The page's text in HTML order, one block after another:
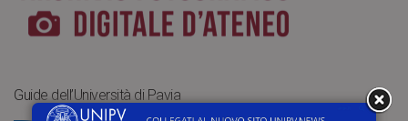
Guide dell’Università di Pavia